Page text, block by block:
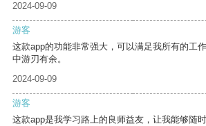
2024-09-09
游客
这款app的功能非常强大，可以满足我所有的工
中游刃有余。
2024-09-09
游客
这款app是我学习路上的良师益友，让我能够随